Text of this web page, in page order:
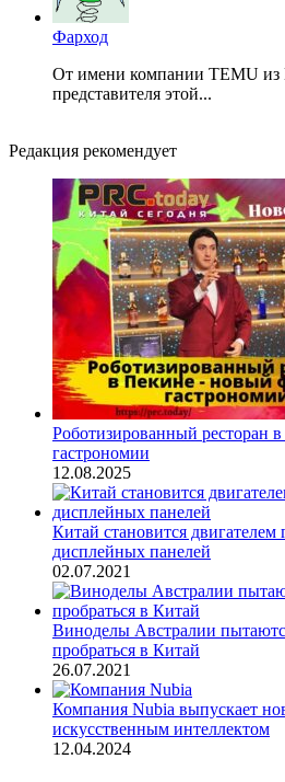
Фарход
От имени компании TEMU из
представителя этой...
Редакция рекомендует
Роботизированный ресторан
гастрономии
12.08.2025
Китай становится двигателем
дисплейных панелей
02.07.2021
Виноделы Австралии
пробраться в Китай
26.07.2021
Компания Nubia выпускает
искусственным интеллектом
12.04.2024